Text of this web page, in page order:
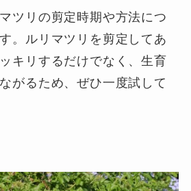
ツリの剪定時期や方法につ
。ルリマツリを剪定してあ
キリするだけでなく、生育
がるため、ぜひ一度試して